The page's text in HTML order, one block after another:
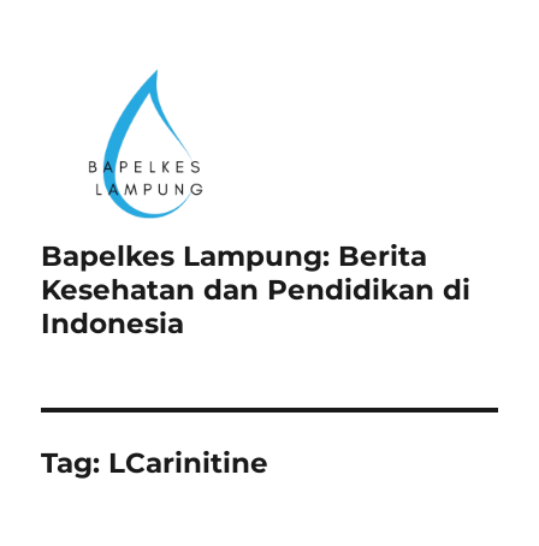
Bapelkes Lampung: Berita
Kesehatan dan Pendidikan di
Indonesia
Tag: LCarinitine